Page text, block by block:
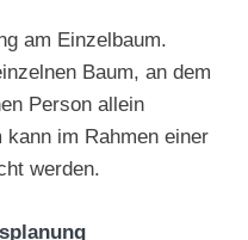
am Einzelbaum.
Baum, an dem
Person allein
im Rahmen einer
werden.